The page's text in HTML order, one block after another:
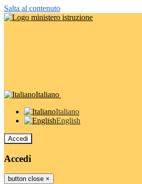
Salta al contenuto
Italiano
Italiano
English
Accedi
Accedi
button close ×